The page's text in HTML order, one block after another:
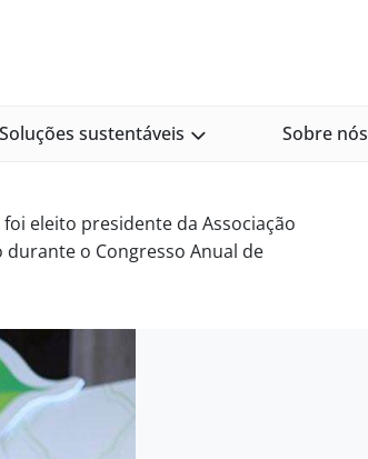
Soluções sustentáveis Sobre nós
eleito
eleito presidente da Associação
durante o Congresso Anual de